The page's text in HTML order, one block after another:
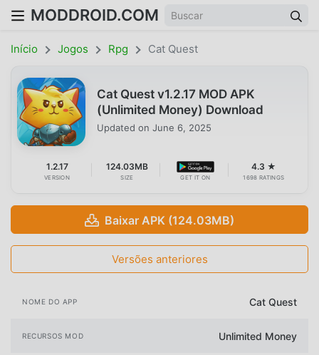
MODDROID.COM
Início Jogos Rpg Cat Quest
Cat Quest v1.2.17 MOD APK
(Unlimited Money) Download
Updated on June 6, 2025
1.2.17
VERSION
124.03MB
SIZE GET IT ON
4.3 ★
1698 RATINGS
Baixar APK (124.03MB)
Versões anteriores
NOME DO APP Cat Quest
RECURSOS MOD Unlimited Money